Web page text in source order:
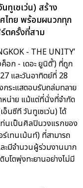
ทูเซเว่น) สร้าง
ไทย พร้อมผนวกทุก
ตครั้งที่สาม
- THE UNITY’
อก - เดอะ ยูนิตี้’) ที่ถูก
และวันอาทิตย์ที่ 28
ระแสตอบรับถล่มทลาย
หน่าย แม้แต่ที่นั่งที่จำกัด
นซีที วันทูเซเว่น) ได้
ท่นเป็นศิลปินวงแรกของ
เทนเม้นท์) ที่สามารถ
ะมีจำนวนผู้ร่วมงานมาก
โตพุ่งทะยานอย่างไม่มี